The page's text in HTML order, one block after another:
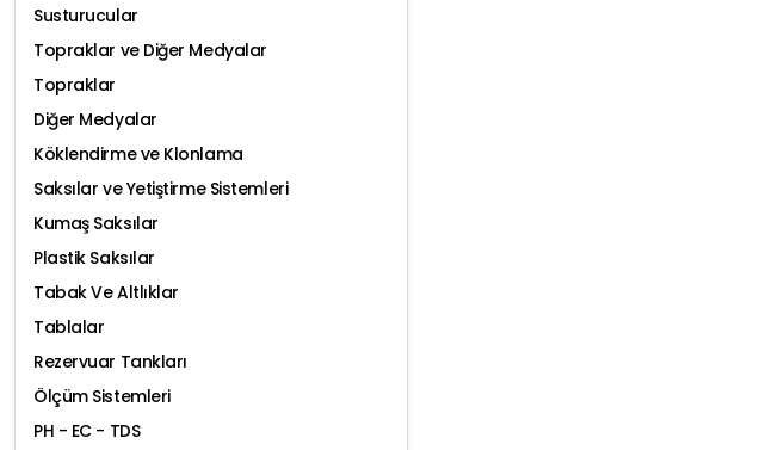
Susturucular
Topraklar ve Diğer Medyalar
Topraklar
Diğer Medyalar
Köklendirme ve Klonlama
Saksılar ve Yetiştirme Sistemleri
Kumaş Saksılar
Plastik Saksılar
Tabak Ve Altlıklar
Tablalar
Rezervuar Tankları
Ölçüm Sistemleri
PH - EC - TDS